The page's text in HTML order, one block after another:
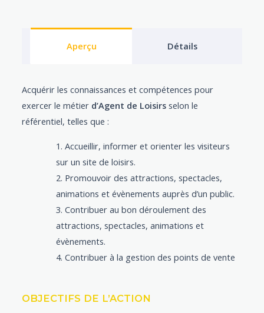
Aperçu Détails
Acquérir les connaissances et compétences pour
exercer le métier d’Agent de Loisirs selon le
référentiel, telles que :
Accueillir, informer et orienter les visiteurs
sur un site de loisirs.
Promouvoir des attractions, spectacles,
animations et évènements auprès d’un public.
Contribuer au bon déroulement des
attractions, spectacles, animations et
évènements.
Contribuer à la gestion des points de vente
OBJECTIFS DE L’ACTION